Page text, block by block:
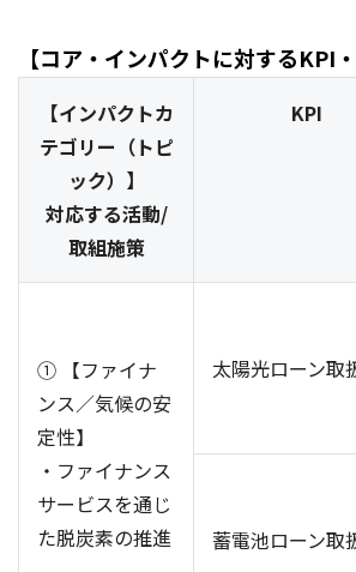
【コア・インパクトに対するKPI
【インパクトカ
テゴリー（トピ
ック）】
対応する活動/
取組施策
KPI
① 【ファイナ
ンス／気候の安
定性】
・ファイナンス
サービスを通じ
た脱炭素の推進
太陽光ローン取
蓄電池ローン取